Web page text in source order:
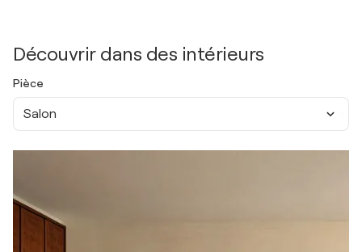
Découvrir dans des intérieurs
Pièce
Salon